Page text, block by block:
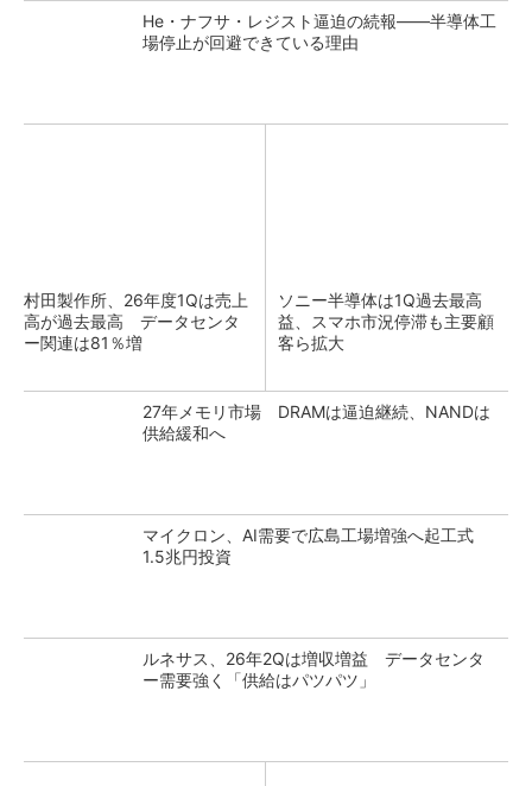
He・ナフサ・レジスト逼迫の続報――半導体工
場停止が回避できている理由
村田製作所、26年度1Qは売上
高が過去最高 データセンタ
ー関連は81％増
ソニー半導体は1Q過去最高
益、スマホ市況停滞も主要顧
客ら拡大
27年メモリ市場 DRAMは逼迫継続、NANDは
供給緩和へ
マイクロン、AI需要で広島工場増強へ起工式
1.5兆円投資
ルネサス、26年2Qは増収増益 データセンタ
ー需要強く「供給はパツパツ」